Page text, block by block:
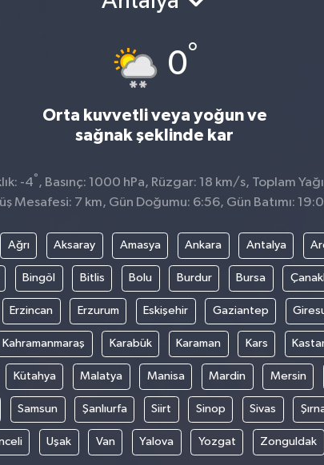
0°
Orta kuvvetli veya yoğun ve
sağnak şeklinde kar
-4° , Basınç: 1000 hPa, Rüzgar: 18 km/s, Toplam
Mesafesi: 7 km, Gün Doğumu: 6:56, Gün Batımı:
Ağrı Aksaray Amasya Ankara Antalya
Bingöl Bitlis Bolu Burdur Bursa
Erzincan Erzurum Eskişehir Gaziantep
Kahramanmaraş Karabük Karaman Kars
Kütahya Malatya Manisa Mardin Mersin
Samsun Şanlıurfa Siirt Sinop Sivas
Uşak Van Yalova Yozgat Zonguldak